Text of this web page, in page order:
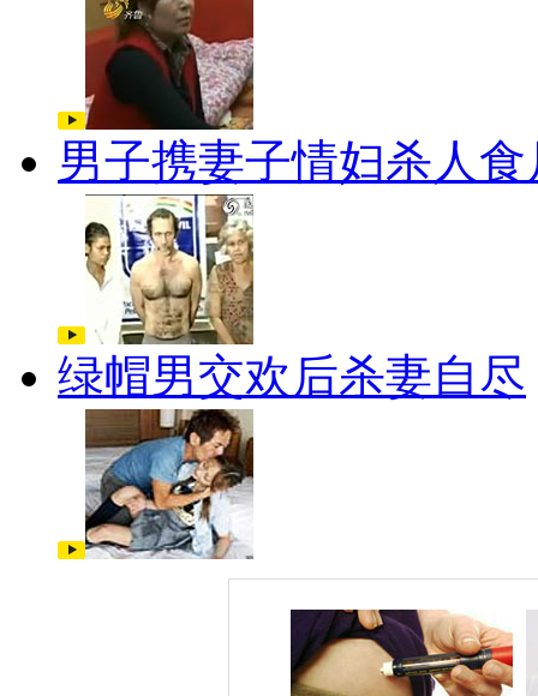
男子携妻子情妇杀人食
绿帽男交欢后杀妻自尽